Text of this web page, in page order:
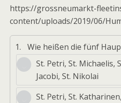
https://grossneumarkt-
content/uploads/2019/06/
1.
Wie heißen die fünf
St. Petri, St. Michaelis,
Jacobi, St. Nikolai
St. Petri, St.